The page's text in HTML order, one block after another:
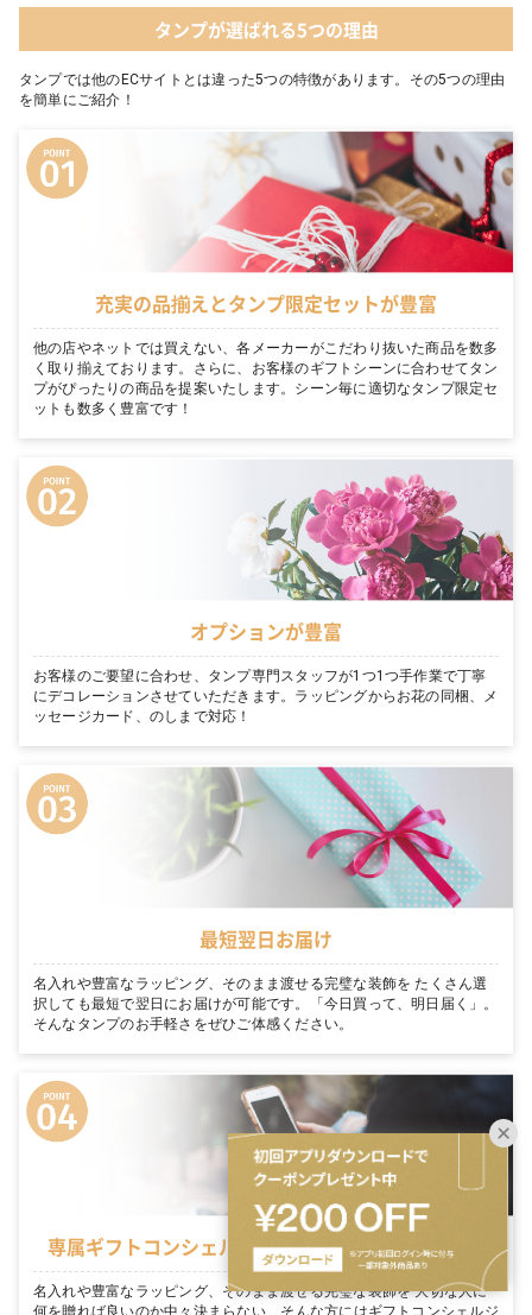
タンプが選ばれる5つの理由
タンプでは他のECサイトとは違った5つの特徴があります。その5つの理由
を簡単にご紹介！
充実の品揃えとタンプ限定セットが豊富
他の店やネットでは買えない、各メーカーがこだわり抜いた商品を数多
く取り揃えております。さらに、お客様のギフトシーンに合わせてタン
プがぴったりの商品を提案いたします。シーン毎に適切なタンプ限定セ
ットも数多く豊富です！
オプションが豊富
お客様のご要望に合わせ、タンプ専門スタッフが1つ1つ手作業で丁寧
にデコレーションさせていただきます。ラッピングからお花の同梱、メ
ッセージカード、のしまで対応！
最短翌日お届け
名入れや豊富なラッピング、そのまま渡せる完璧な装飾を たくさん選
択しても最短で翌日にお届けが可能です。「今日買って、明日届く」。
そんなタンプのお手軽さをぜひご体感ください。
専属ギフトコンシェルジュがお客様を徹底サポート
名入れや豊富なラッピング、そのまま渡せる完璧な装飾を 大切な人に
何を贈れば良いのか中々決まらない… そんな方にはギフトコンシェルジ